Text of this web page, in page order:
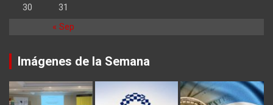
« Sep
30
31
Imágenes de la Semana